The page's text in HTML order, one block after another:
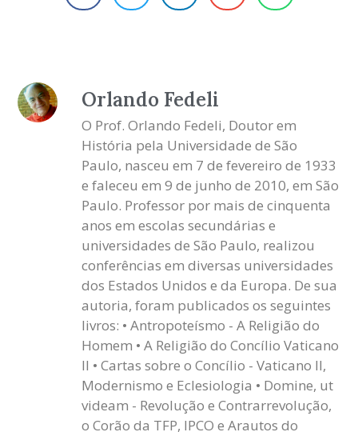
Orlando Fedeli
O Prof. Orlando Fedeli, Doutor em
História pela Universidade de São
Paulo, nasceu em 7 de fevereiro de 1933
e faleceu em 9 de junho de 2010, em São
Paulo. Professor por mais de cinquenta
anos em escolas secundárias e
universidades de São Paulo, realizou
conferências em diversas universidades
dos Estados Unidos e da Europa. De sua
autoria, foram publicados os seguintes
livros: • Antropoteísmo - A Religião do
Homem • A Religião do Concílio Vaticano
II • Cartas sobre o Concílio - Vaticano II,
Modernismo e Eclesiologia • Domine, ut
videam - Revolução e Contrarrevolução,
o Corão da TFP, IPCO e Arautos do